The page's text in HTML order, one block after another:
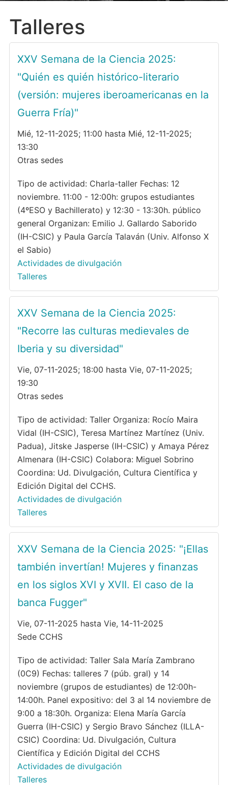
Talleres
XXV Semana de la Ciencia 2025:
"Quién es quién histórico-literario
(versión: mujeres iberoamericanas en la
Guerra Fría)"
Mié, 12-11-2025; 11:00 hasta Mié, 12-11-2025;
13:30
Otras sedes
Tipo de actividad: Charla-taller Fechas: 12
noviembre. 11:00 - 12:00h: grupos estudiantes
(4ºESO y Bachillerato) y 12:30 - 13:30h. público
general Organizan: Emilio J. Gallardo Saborido
(IH-CSIC) y Paula García Talaván (Univ. Alfonso X
el Sabio)
Actividades de divulgación
Talleres
XXV Semana de la Ciencia 2025:
"Recorre las culturas medievales de
Iberia y su diversidad"
Vie, 07-11-2025; 18:00 hasta Vie, 07-11-2025;
19:30
Otras sedes
Tipo de actividad: Taller Organiza: Rocío Maira
Vidal (IH-CSIC), Teresa Martínez Martínez (Univ.
Padua), Jitske Jasperse (IH-CSIC) y Amaya Pérez
Almenara (IH-CSIC) Colabora: Miguel Sobrino
Coordina: Ud. Divulgación, Cultura Científica y
Edición Digital del CCHS.
Actividades de divulgación
Talleres
XXV Semana de la Ciencia 2025: "¡Ellas
también invertían! Mujeres y finanzas
en los siglos XVI y XVII. El caso de la
banca Fugger"
Vie, 07-11-2025 hasta Vie, 14-11-2025
Sede CCHS
Tipo de actividad: Taller Sala María Zambrano
(0C9) Fechas: talleres 7 (púb. gral) y 14
noviembre (grupos de estudiantes) de 12:00h-
14:00h. Panel expositivo: del 3 al 14 noviembre de
9:00 a 18:30h. Organiza: Elena María García
Guerra (IH-CSIC) y Sergio Bravo Sánchez (ILLA-
CSIC) Coordina: Ud. Divulgación, Cultura
Científica y Edición Digital del CCHS
Actividades de divulgación
Talleres